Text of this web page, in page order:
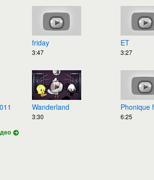
friday
3:47
ET
3:27
Wanderland
3:30
Phonique feat.
6:25